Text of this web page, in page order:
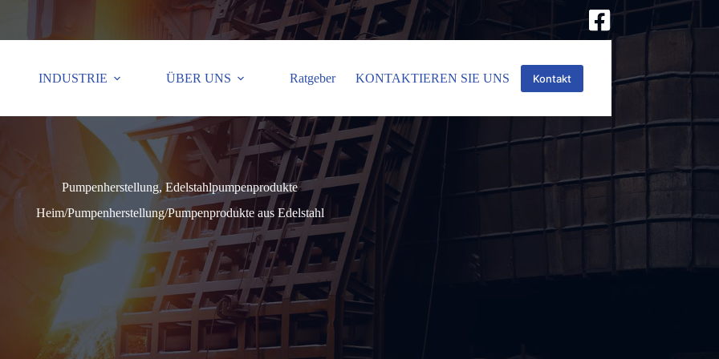
INDUSTRIE ÜBER UNS Ratgeber KONTAKTIEREN SIE UNS Kontakt
Pumpenherstellung, Edelstahlpumpenprodukte
Heim/Pumpenherstellung/Pumpenprodukte aus Edelstahl